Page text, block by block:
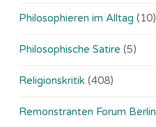
Philosophieren im Alltag (10)
Philosophische Satire (5)
Religionskritik (408)
Remonstranten Forum Berlin